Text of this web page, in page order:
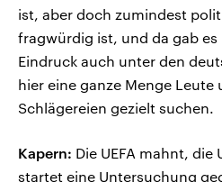
ist, aber doch zumindest
fragwürdig ist, und da gab
Eindruck auch unter den
hier eine ganze Menge Leute
Schlägereien gezielt suchen.
Kapern: Die UEFA mahnt, die
startet eine Untersuchung